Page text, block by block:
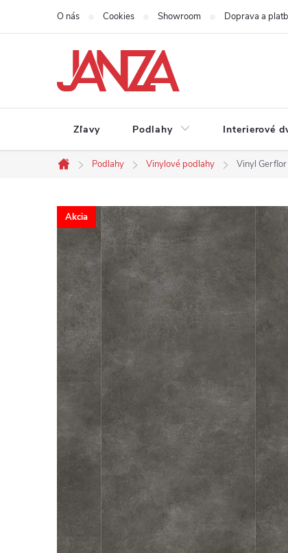
Prejsť na obsah
O nás Cookies Showroom Doprava a
Zľavy Podlahy Interierové
Domov
Podlahy Vinylové podlahy Vinyl
Akcia